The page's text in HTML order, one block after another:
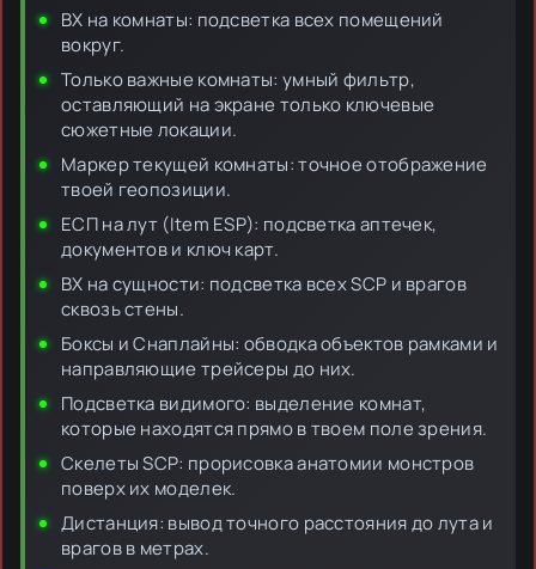
ВХ на комнаты: подсветка всех помещений
вокруг.
Только важные комнаты: умный фильтр,
оставляющий на экране только ключевые
сюжетные локации.
Маркер текущей комнаты: точное отображение
твоей геопозиции.
ЕСП на лут (Item ESP): подсветка аптечек,
документов и ключ карт.
ВХ на сущности: подсветка всех SCP и врагов
сквозь стены.
Боксы и Снаплайны: обводка объектов рамками и
направляющие трейсеры до них.
Подсветка видимого: выделение комнат,
которые находятся прямо в твоем поле зрения.
Скелеты SCP: прорисовка анатомии монстров
поверх их моделек.
Дистанция: вывод точного расстояния до лута и
врагов в метрах.